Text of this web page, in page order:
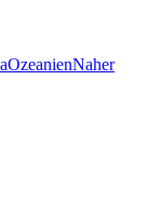
OzeanienNaher